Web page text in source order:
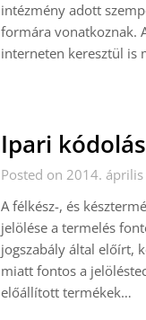
intézmény adott
formára vonatkoznak.
interneten keresztül is
Ipari
Posted on 2014.
A félkész-, és
jelölése a termelés
jogszabály által előírt,
miatt fontos a
előállított termékek…